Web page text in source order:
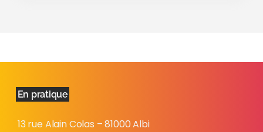
En pratique
13 rue Alain Colas – 81000 Albi